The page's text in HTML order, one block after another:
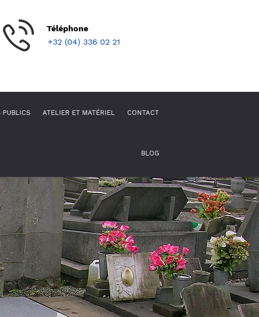
Téléphone
+32 (04) 336 02 21
PUBLICS ATELIER ET MATÉRIEL CONTACT
BLOG